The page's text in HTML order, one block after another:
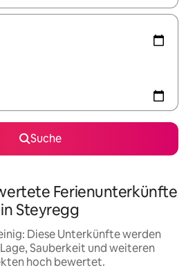
Suche
Ferienunterkünfte
in Steyregg
Diese Unterkünfte werden
Sauberkeit und weiteren
hoch bewertet.